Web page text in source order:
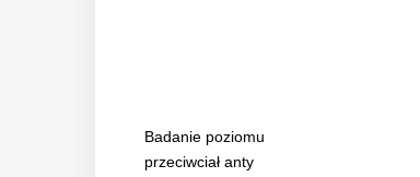
Badanie poziomu
przeciwciał anty